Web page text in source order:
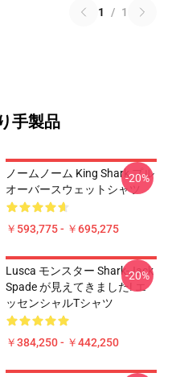
1 / 1
手製品
ノームノーム King Shark プル
オーバースウェットシャツ
￥593,775 - ￥695,275
-20%
Lusca モンスター Shark-Jack
Spade が見えてきました! エ
ッセンシャルTシャツ
￥384,250 - ￥442,250
-20%